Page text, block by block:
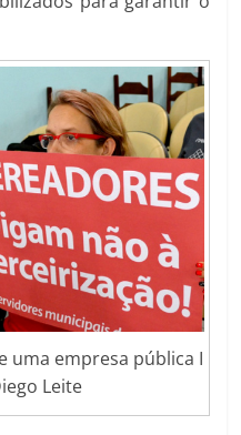
uma empresa pública I
Leite